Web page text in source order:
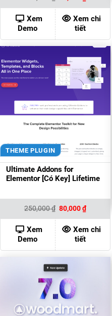
gốc
là:
400,000 ₫.
hiện
tại
là:
80,000 ₫.
Xem
Demo
Xem chi
tiết
THEME PLUGIN
Ultimate Addons for
Elementor [Có Key] Lifetime
250,000₫ Giá
gốc
là:
250,000 ₫.
80,000₫Giá
hiện
tại
là:
80,000 ₫.
Xem
Demo
Xem chi
tiết